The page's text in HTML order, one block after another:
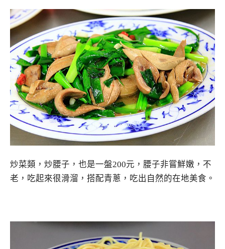
炒菜類，炒腰子，也是一盤200元，腰子非嘗鮮嫩，不
老，吃起來很滑溜，搭配青蔥，吃出自然的在地美食。